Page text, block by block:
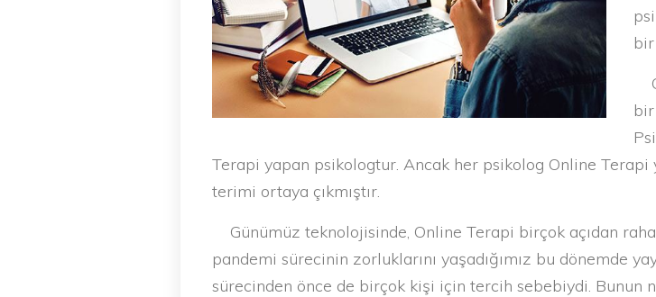
Terapi yapan psikologtur. Ancak her psikolog Online
terimi ortaya çıkmıştır.
Günümüz teknolojisinde, Online Terapi birçok açıdan
pandemi sürecinin zorluklarını yaşadığımız bu dönemde
sürecinden önce de birçok kişi için tercih sebebiydi. Bunun